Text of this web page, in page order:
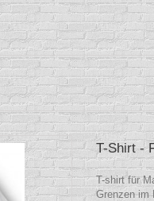
T-Shirt -
T-shirt für
Grenzen im